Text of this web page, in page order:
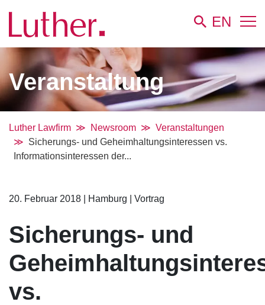
EN
Veranstaltung
Luther Lawfirm Newsroom
Veranstaltungen
Sicherungs- und Geheimhaltungsinteressen vs.
Informationsinteressen der...
20. Februar 2018 Hamburg Vortrag
Sicherungs- und
vs.